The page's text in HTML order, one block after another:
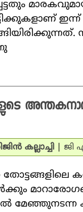
ഇന്ന്
കല്ലാച്ചി ജി
തോട്ടങ്ങളിലെ
മേഞ്ഞുനടന്ന